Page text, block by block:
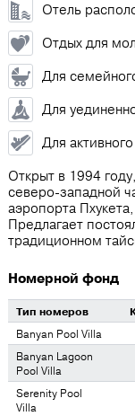
Отель
Отдых для
Для
Для
Для
Открыт в 1994
северо-западной
аэропорта
Предлагает
традиционном
Номерной фонд
Тип номеров
Banyan Pool Villa
Banyan Lagoon
Pool Villa
Serenity Pool
Villa